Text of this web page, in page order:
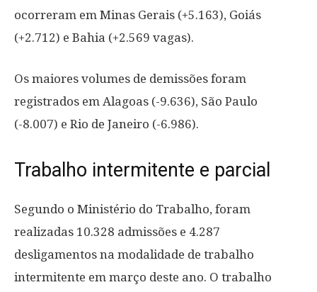
ocorreram em Minas Gerais (+5.163), Goiás
(+2.712) e Bahia (+2.569 vagas).
Os maiores volumes de demissões foram
registrados em Alagoas (-9.636), São Paulo
(-8.007) e Rio de Janeiro (-6.986).
Trabalho intermitente e parcial
Segundo o Ministério do Trabalho, foram
realizadas 10.328 admissões e 4.287
desligamentos na modalidade de trabalho
intermitente em março deste ano. O trabalho